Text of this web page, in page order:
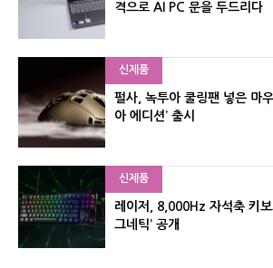
격으로 AI PC 문을 두드리다
신제품
펄사, 녹투아 쿨링팬 넣은 마
아 에디션’ 출시
신제품
레이저, 8,000Hz 자석축 키
그네틱’ 공개